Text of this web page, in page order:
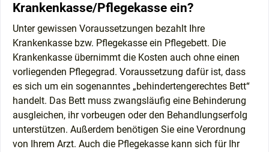
Krankenkasse/Pflegekasse ein?
Unter gewissen Voraussetzungen bezahlt Ihre
Krankenkasse bzw. Pflegekasse ein Pflegebett. Die
Krankenkasse übernimmt die Kosten auch ohne einen
vorliegenden Pflegegrad. Voraussetzung dafür ist, dass
es sich um ein sogenanntes „behindertengerechtes Bett“
handelt. Das Bett muss zwangsläufig eine Behinderung
ausgleichen, ihr vorbeugen oder den Behandlungserfolg
unterstützen. Außerdem benötigen Sie eine Verordnung
von Ihrem Arzt. Auch die Pflegekasse kann sich für Ihr